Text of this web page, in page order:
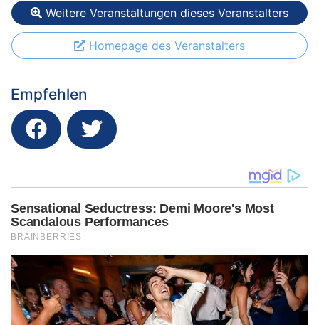
Weitere Veranstaltungen dieses Veranstalters
Homepage des Veranstalters
Empfehlen